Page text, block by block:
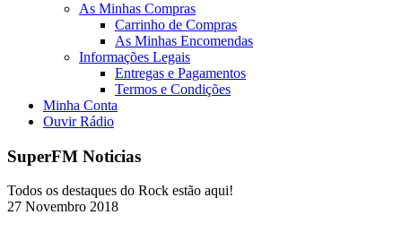
As Minhas Compras
Carrinho de Compras
As Minhas Encomendas
Informações Legais
Entregas e Pagamentos
Termos e Condições
Minha Conta
Ouvir Rádio
SuperFM Noticias
Todos os destaques do Rock estão aqui!
27 Novembro 2018